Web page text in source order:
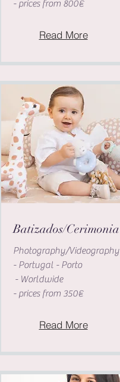
- prices from 800€
Read More
Batizados/Cerimonia
Photography/Videography
- Portugal - Porto
- Worldwide
- prices from 350€
Read More